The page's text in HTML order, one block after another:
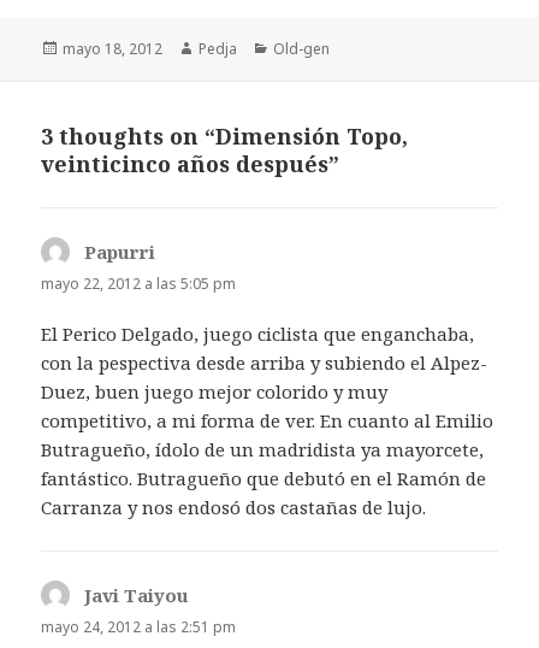
Publicado
mayo 18, 2012 Autor
Pedja Categorías
Old-gen
3 thoughts on “Dimensión Topo,
veinticinco años después”
Papurri
mayo 22, 2012 a las 5:05 pm
El Perico Delgado, juego ciclista que enganchaba,
con la pespectiva desde arriba y subiendo el Alpez-
Duez, buen juego mejor colorido y muy
competitivo, a mi forma de ver. En cuanto al Emilio
Butragueño, ídolo de un madridista ya mayorcete,
fantástico. Butragueño que debutó en el Ramón de
Carranza y nos endosó dos castañas de lujo.
Javi Taiyou
mayo 24, 2012 a las 2:51 pm